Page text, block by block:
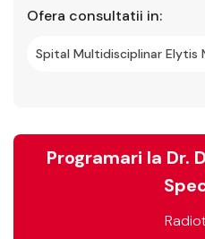
Ofera consultatii in:
Spital Multidisciplinar Elytis
Programari la Dr.